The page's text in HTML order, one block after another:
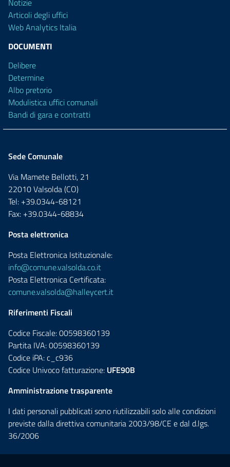
Notizie
Articoli degli uffici
Web Analytics Italia
DOCUMENTI
Delibere
Determine
Albo pretorio
Modulistica uffici comunali
Bandi di gara e contratti
Sede Comunale
Via Mamete Bellotti, 21
22010 Valsolda (CO)
Tel: +39.0344-68121
Fax: +39.0344-68834
Posta elettronica
Posta Elettronica Istituzionale:
info@comune.valsolda.co.it
Posta Elettronica Certificata:
comune.valsolda@halleycert.it
Riferimenti Fiscali
Codice Fiscale: 00598360139
Partita IVA: 00598360139
Codice iPA: c_c936
Codice Univoco fatturazione: UFE90B
Amministrazione trasparente
I dati personali pubblicati sono riutilizzabili solo alle condizioni
previste dalla direttiva comunitaria 2003/98/CE e dal d.lgs.
36/2006